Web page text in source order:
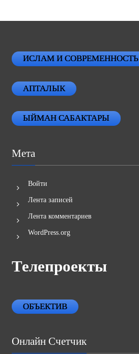
ИСЛАМ И СОВРЕМЕННОСТЬ
АПТАЛЫК
ЫЙМАН САБАКТАРЫ
Мета
Войти
Лента записей
Лента комментариев
WordPress.org
Телепроекты
ОБЪЕКТИВ
Онлайн Счетчик